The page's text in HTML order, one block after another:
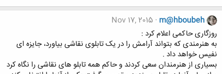
m@hboubeh
Nov 17, 2015
ﺭﻭﺯﮔﺎﺭﯼ ﺣﺎﮐﻤﯽ ﺍﻋﻼﻡ ﮐﺮﺩ :
ﺑﻪ ﻫﻨﺮﻣﻨﺪﯼ ﮐﻪ ﺑﺘﻮﺍﻧﺪ ﺁﺭﺍﻣﺶ ﺭﺍ ﺩﺭ ﯾﮏ ﺗﺎﺑﻠﻮﯼ ﻧﻘﺎﺷﯽ ﺑﯿﺎﻭﺭﺩ، ﺟﺎﯾﺰﻩ ﺍﯼ
ﻧﻔﯿﺲ ﺧﻮﺍﻫﺪ ﺩﺍﺩ .
ﺑﺴﯿﺎﺭﯼ ﺍﺯ ﻫﻨﺮﻣﻨﺪﺍﻥ ﺳﻌﯽ ﮐﺮﺩﻧﺪ ﻭ ﺣﺎﮐﻢ ﻫﻤﻪ ﺗﺎﺑﻠﻮ ﻫﺎﯼ ﻧﻘﺎﺷﯽ ﺭﺍ ﻧﮕﺎﻩ ﮐﺮﺩ